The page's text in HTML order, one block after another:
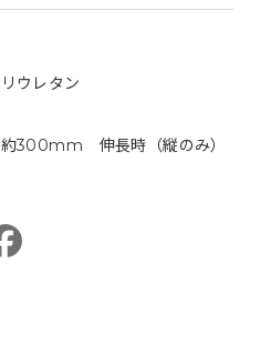
ウレタン
約300mm 伸長時（縦のみ）